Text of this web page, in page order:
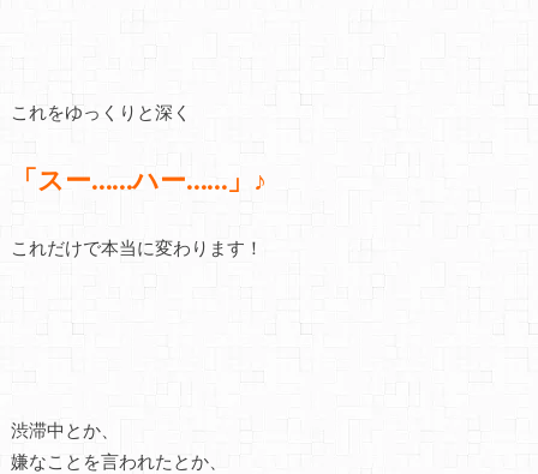
これをゆっくりと深く
「スー……ハー……」♪
これだけで本当に変わります！
渋滞中とか、
嫌なことを言われたとか、